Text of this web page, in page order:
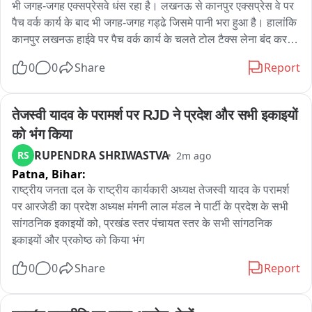
હેલ્થ વિભાગ દ્વારા આવતીકાલે ફરી ચેકીંગ હાથ ધરવામાં આવશે
જેને લઈને ખાણી પીણી સંચાલકોમાં ફફડાટ વ્યાપી ગયો છે.
भी जगह-जगह एक्सप्रेसवे धंस रहा है। लखनऊ से कानपुर एक्सप्रेस वे पर
पैच वर्क कार्य के बाद भी जगह-जगह गड्ढे जिसमे पानी भरा हुआ है। हालांकि
कानपुर लखनऊ हाईवे पर पैच वर्क कार्य के चलते टोल टैक्स लेना बंद कर
नहीं लिया जा रहा है।
0 0 Share Report
तेजस्वी यादव के परामर्श पर RJD ने प्रदेश और सभी इकाइयों
को भंग किया
RS RUPENDRA SHRIWASTVA 2m ago
Patna, Bihar:
राष्ट्रीय जनता दल के राष्ट्रीय कार्यकारी अध्यक्ष तेजस्वी यादव के परामर्श
पर आरजेडी का प्रदेश अध्यक्ष मंगनी लाल मंडल ने पार्टी के प्रदेश के सभी
सांगठनिक इकाइयों को, प्रखंड स्तर पंचायत स्तर के सभी सांगठनिक
इकाइयों और प्रकोष्ठ को किया भंग
0 0 Share Report